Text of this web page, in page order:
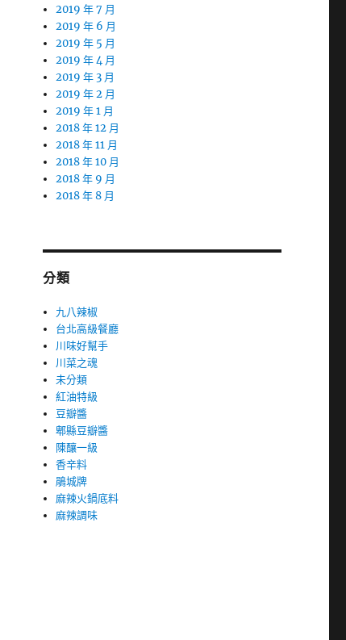
2019 年 7 月
2019 年 6 月
2019 年 5 月
2019 年 4 月
2019 年 3 月
2019 年 2 月
2019 年 1 月
2018 年 12 月
2018 年 11 月
2018 年 10 月
2018 年 9 月
2018 年 8 月
分類
九八辣椒
台北高級餐廳
川味好幫手
川菜之魂
未分類
紅油特級
豆瓣醬
郫縣豆瓣醬
陳釀一級
香辛料
鵑城牌
麻辣火鍋底料
麻辣調味